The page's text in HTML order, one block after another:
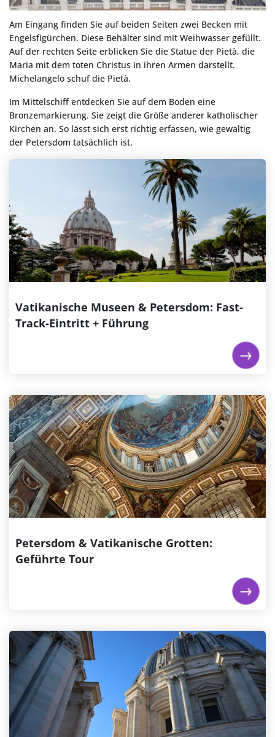
Am Eingang finden Sie auf beiden Seiten zwei Becken mit
Engelsfigürchen. Diese Behälter sind mit Weihwasser gefüllt.
Auf der rechten Seite erblicken Sie die Statue der Pietà, die
Maria mit dem toten Christus in ihren Armen darstellt.
Michelangelo schuf die Pietà.
Im Mittelschiff entdecken Sie auf dem Boden eine
Bronzemarkierung. Sie zeigt die Größe anderer katholischer
Kirchen an. So lässt sich erst richtig erfassen, wie gewaltig
der Petersdom tatsächlich ist.
Vatikanische Museen & Petersdom: Fast-
Track-Eintritt + Führung
Vatikanische Museen & Petersdom:
Fast-Track-Eintritt + Führung
Der Vatikan mag das kleinste Land der Welt sein, aber
mit insgesamt 11 Museen in den Vatikanischen
Museen sowie dem Petersdom und der Sixtinischen
Kapelle ist die winzige päpstliche Enklave in der
Kunstwelt weit überdurchschnittlich. Tauchen Sie mit
dieser umfassenden Führung in all das ein und...
Jetzt buchen
Petersdom & Vatikanische Grotten:
Geführte Tour
Petersdom & Vatikanische Grotten:
Geführte Tour
Besuchen Sie den Petersdom und erkunden Sie sein
Inneres, wo Sie bemerkenswerte Skulpturen und
komplizierte Mosaike sehen können. Spazieren Sie
durch die Vatikanischen Grotten, die viele päpstliche
Gräber und historische Artefakte beherbergen.
Bewundern Sie die imposante Kuppel, die die...
Jetzt buchen
Petersdom: Audioguide + Zugang zur
Kuppel
Tauchen Sie mit einem aufschlussreichen Audio Guide
in die Geschichte der Peterskuppel ein. Genießen Sie
die atemberaubende Aussicht auf die Vatikanstadt
und Rom, während Sie die reiche Geschichte der
Basilika erkunden. Der Audio Guide hebt die